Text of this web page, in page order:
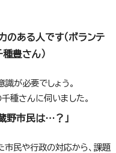
のある人です（ボランテ
豊さん）
が必要でしょう。
種さんに伺いました。
野市民は…？」
民や行政の対応から、課題